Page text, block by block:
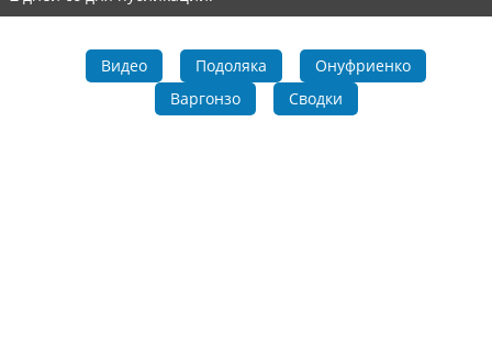
Видео Подоляка
Онуфриенко
Варгонзо
Сводки